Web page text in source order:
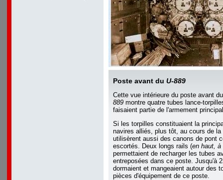
Poste avant du U-889
Cette vue intérieure du poste avant
889 montre quatre tubes lance-
faisaient partie de l'armement
Si les torpilles constituaient la
navires alliés, plus tôt, au cours de la
utilisèrent aussi des canons de pont
escortés. Deux longs rails (en haut, à
permettaient de recharger les tubes
entreposées dans ce poste. Jusqu'à
dormaient et mangeaient autour des
pièces d'équipement de ce poste.